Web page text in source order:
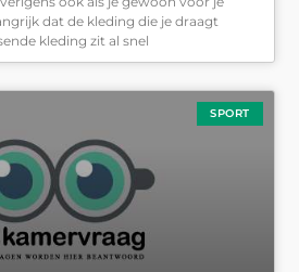
dat de kleding die je draagt
kleding zit al snel
SPORT